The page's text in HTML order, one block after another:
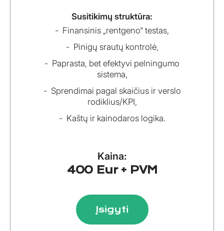
Susitikimų struktūra:
Finansinis „rentgeno“ testas,
Pinigų srautų kontrolė,
Paprasta, bet efektyvi pelningumo
sistema,
Sprendimai pagal skaičius ir verslo
rodiklius/KPI,
Kaštų ir kainodaros logika.
Kaina:
400 Eur + PVM
Įsigyti